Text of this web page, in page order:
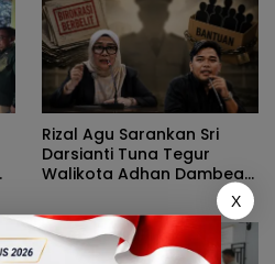
Rizal Agu Sarankan Sri
Darsianti Tuna Tegur
Walikota Adhan Dambea
Kumperindag Pemprov
Gorontalo
X